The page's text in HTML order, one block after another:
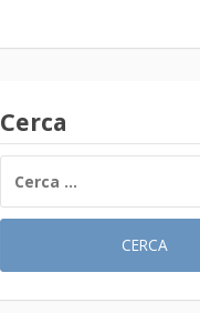
Cerca
PER: